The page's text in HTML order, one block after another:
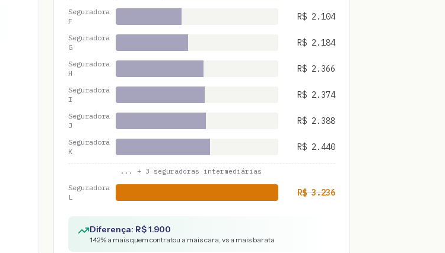
Seguradora
F
R$ 2.104
Seguradora
G
R$ 2.184
Seguradora
H
R$ 2.366
Seguradora
I
R$ 2.374
Seguradora
J
R$ 2.388
Seguradora
K
R$ 2.440
... + 3 seguradoras intermediárias
Seguradora
L
R$3.236
Diferença: R$1.900
142% a mais quem contratou a mais cara, vs a mais barata